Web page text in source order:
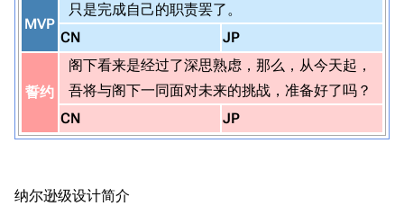
MVP
只是完成自己的职责罢了。
CN
JP
誓约
阁下看来是经过了深思熟虑，那么，从今天起，
吾将与阁下一同面对未来的挑战，准备好了吗？
CN
JP
纳尔逊级设计简介